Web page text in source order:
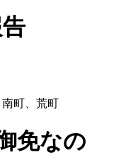
町、荒町
免なの